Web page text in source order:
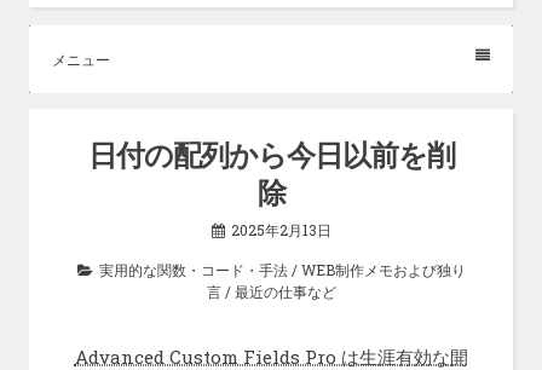
ッ
メニュー
日付の配列から今日以前を削
除
2025年2月13日
実用的な関数・コード・手法/WEB制作メモおよび独り
言/最近の仕事など
Advanced Custom Fields Pro は生涯有効な開